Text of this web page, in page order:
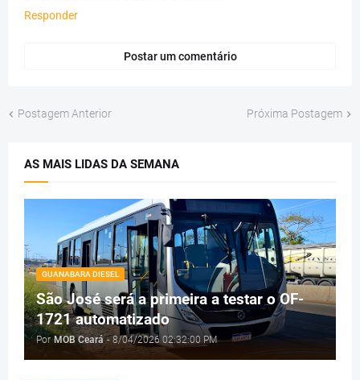
Responder
Postar um comentário
Postagem Anterior Próxima Postagem
AS MAIS LIDAS DA SEMANA
GUANABARA DIESEL
São José será a primeira a testar o OF-
1721 automatizado
Por MOB Ceará - 8/04/2026 02:32:00 PM